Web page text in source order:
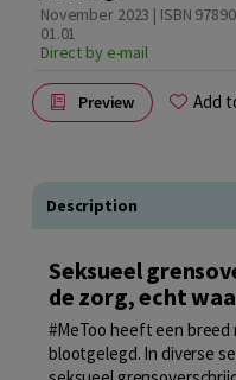
November 2023 | ISBN
01.01
Direct by e-mail
Preview Add
Description
Seksueel
de zorg, echt
#MeToo heeft een breed
blootgelegd. In diverse